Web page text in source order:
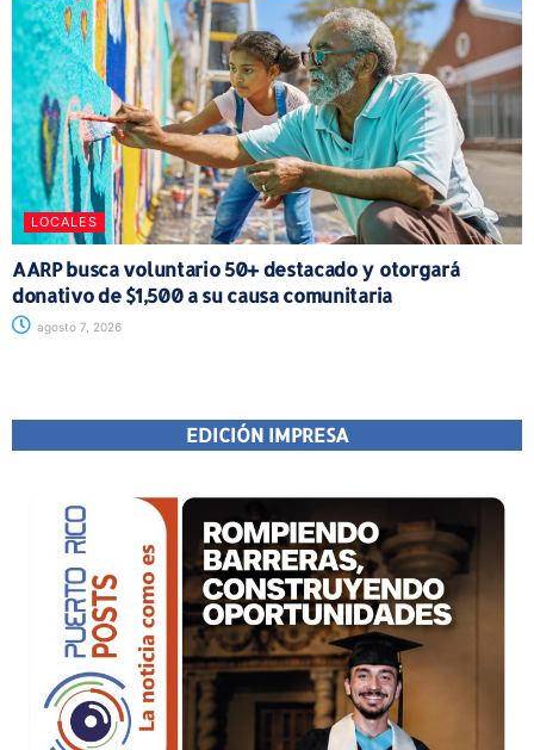
LOCALES
AARP busca voluntario 50+ destacado y otorgará
donativo de $1,500 a su causa comunitaria
agosto 7, 2026
EDICIÓN IMPRESA